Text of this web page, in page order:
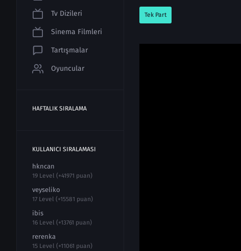
Tv Dizileri
Sinema Filmleri
Tartışmalar
Oyuncular
HAFTALIK SIRALAMA
KULLANICI SIRALAMASI
hkncan
19 Level (+41971 puan)
veyseliko
17 Level (+15581 puan)
ibis
16 Level (+13761 puan)
rerenka
15 Level (+11061 puan)
Tek Part